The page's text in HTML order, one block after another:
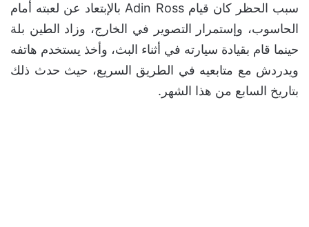
سبب الحظر كان قيام Adin Ross بالإبتعاد عن لعبته أمام
الحاسوب، وإستمرار التصوير في الخارج، وزاد الطين بلة
حينما قام بقيادة سيارته في أثناء البث، وأخذ يستخدم هاتفه
ويدردش مع متابعيه في الطريق السريع، حيث حدث ذلك
بتاريخ السابع من هذا الشهر.